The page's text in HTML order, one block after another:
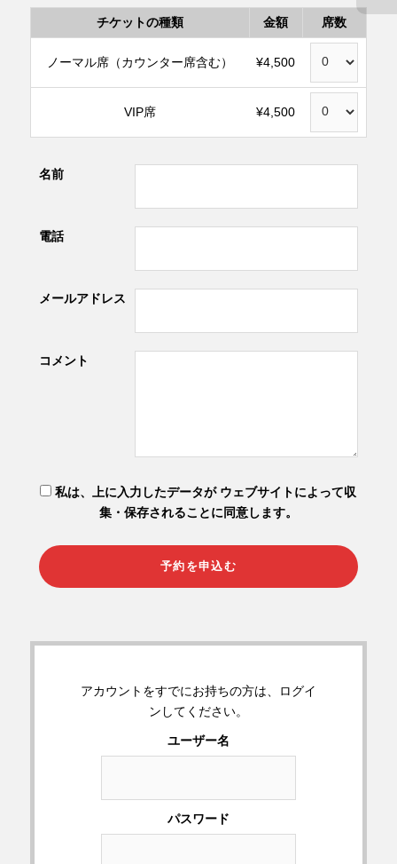
チケットの種類 金額 席数
ノーマル席（カウンター席含む） ¥4,500
VIP席 ¥4,500
名前
電話
メールアドレス
コメント
私は、上に入力したデータが ウェブサイトによって収
集・保存されることに同意します。
アカウントをすでにお持ちの方は、ログイ
ンしてください。
ユーザー名
パスワード